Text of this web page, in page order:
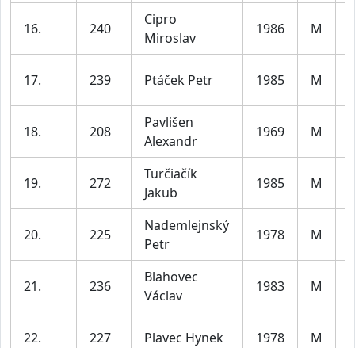
16. 240
Cipro
Miroslav
1986 M
17. 239 Ptáček Petr 1985 M
18. 208
Pavlišen
Alexandr
1969 M
19. 272
Turčiačík
Jakub
1985 M
20. 225
Nademlejnský
Petr
1978 M
21. 236
Blahovec
Václav
1983 M
22. 227 Plavec Hynek 1978 M